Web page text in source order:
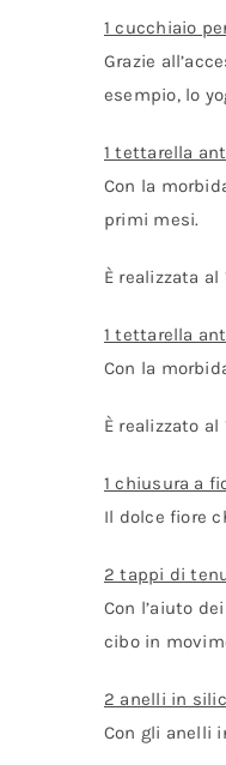
1 cucchiaio
Grazie
esempio, lo
1 tettarella
Con la
primi mesi.
È realizzata
1 tettarella
Con la
È realizzato
1 chiusura a
Il dolce fiore
2 tappi di
Con l’aiuto
cibo in
2 anelli in
Con gli anelli